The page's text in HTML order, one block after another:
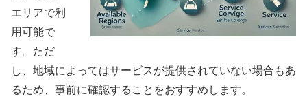
エリアで利
用可能で
す。ただ
し、地域によってはサービスが提供されていない場合もあ
るため、事前に確認することをおすすめします。